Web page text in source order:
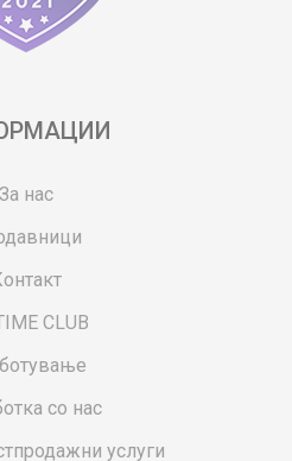
За нас
CLUB
со нас
услуги